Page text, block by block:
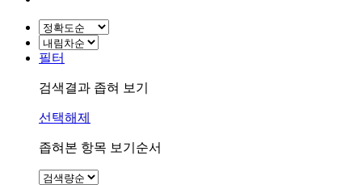
필터
검색결과 좁혀 보기
선택해제
좁혀본 항목 보기순서